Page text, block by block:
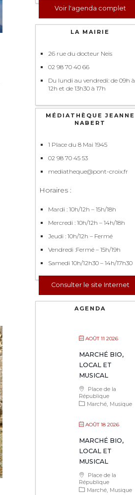
Voir l'agenda complet
LA MAIRIE
26 rue du docteur Neis
02 98 70 40 66
Du lundi au vendredi: de 09h à
12h et de 13h30 à 17h
MÉDIATHÈQUE JEANNE
NABERT
1 Place du 8 Mai 1945
02 98 70 45 53
mediatheque@pont-croix.fr
Horaires :
Mardi : 10h/12h – 15h/18h
Mercredi : 10h/12h – 14h/18h
Jeudi : 10h/12h – Fermé
Vendredi :Fermé – 15h/19h
Samedi 10h/12h30 – 14h/17h30
Consulter le site Internet
AGENDA
AOÛT 11 2026
MARCHÉ BIO,
LOCAL ET
MUSICAL
Place de la
République
Marché Musique
AOÛT 18 2026
MARCHÉ BIO,
LOCAL ET
MUSICAL
Place de la
République
Marché Musique